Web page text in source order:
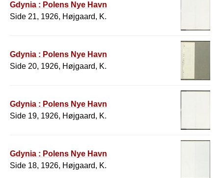
Gdynia : Polens Nye Havn
Side 21, 1926, Højgaard, K.
Gdynia : Polens Nye Havn
Side 20, 1926, Højgaard, K.
Gdynia : Polens Nye Havn
Side 19, 1926, Højgaard, K.
Gdynia : Polens Nye Havn
Side 18, 1926, Højgaard, K.